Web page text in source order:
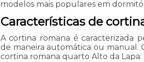
modelos mais populares em
Características de
A cortina romana é caracterizada
de maneira automática ou
cortina romana quarto Alto da Lapa: